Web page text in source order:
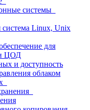
системы
Linux, Unix
для
ЦОД
и доступность
облаком